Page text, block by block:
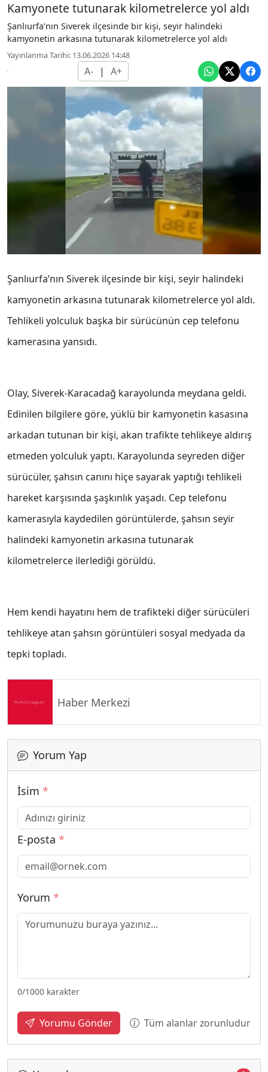
Kamyonete tutunarak kilometrelerce yol aldı
Şanlıurfa’nın Siverek ilçesinde bir kişi, seyir halindeki
kamyonetin arkasına tutunarak kilometrelerce yol aldı
Yayınlanma Tarihi: 13.06.2026 14:48
A- | A+
Şanlıurfa’nın Siverek ilçesinde bir kişi, seyir halindeki
kamyonetin arkasına tutunarak kilometrelerce yol aldı.
Tehlikeli yolculuk başka bir sürücünün cep telefonu
kamerasına yansıdı.
Olay, Siverek-Karacadağ karayolunda meydana geldi.
Edinilen bilgilere göre, yüklü bir kamyonetin kasasına
arkadan tutunan bir kişi, akan trafikte tehlikeye aldırış
etmeden yolculuk yaptı. Karayolunda seyreden diğer
sürücüler, şahsın canını hiçe sayarak yaptığı tehlikeli
hareket karşısında şaşkınlık yaşadı. Cep telefonu
kamerasıyla kaydedilen görüntülerde, şahsın seyir
halindeki kamyonetin arkasına tutunarak
kilometrelerce ilerlediği görüldü.
Hem kendi hayatını hem de trafikteki diğer sürücüleri
tehlikeye atan şahsın görüntüleri sosyal medyada da
tepki topladı.
Haber Merkezi
Yorum Yap
İsim *
E-posta *
Yorum *
0/1000 karakter
Yorumu Gönder Tüm alanlar zorunludur